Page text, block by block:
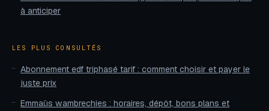
à anticiper
LES PLUS CONSULTÉS
Abonnement edf triphasé tarif : comment choisir et payer le
juste prix
Emmaüs wambrechies : horaires, dépôt, bons plans et